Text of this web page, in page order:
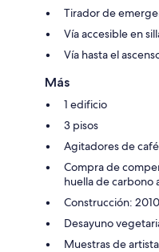
Tirador de
Vía accesible en
Vía hasta el
Más
1 edificio
3 pisos
Agitadores de
Compra de
huella de carbono
Construcción: 2010
Desayuno
Muestras de